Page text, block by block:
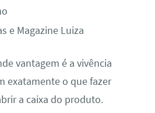
e Magazine Luiza
vantagem é a vivência
exatamente o que fazer
a caixa do produto.